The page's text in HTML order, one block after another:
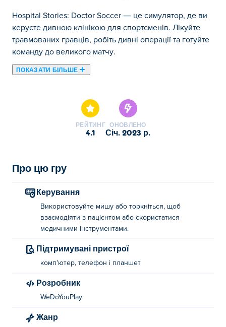
Hospital Stories: Doctor Soccer — це симулятор, де ви
керуєте дивною клінікою для спортсменів. Лікуйте
травмованих гравців, робіть дивні операції та готуйте
команду до великого матчу.
ПОКАЗАТИ БІЛЬШЕ
РЕЙТИНГ
4.1
ОНОВЛЕНО
січ. 2023 р.
Про цю гру
Керування
Використовуйте мишу або торкніться, щоб
взаємодіяти з пацієнтом або скористатися
медичними інструментами.
Підтримувані пристрої
комп'ютер, телефон і планшет
Розробник
WeDoYouPlay
Жанр